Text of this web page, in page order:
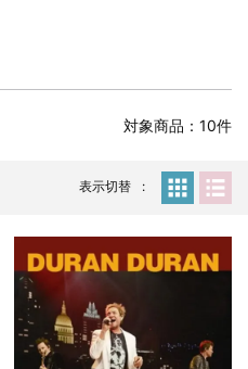
リスボン公演 FHD 完全収録！
ROCK AM RING 公演 FHD 完
日 英国シェフィールド公演 完
2024.6.9
公演 FHD 完全収録！
対象商品：10件
表示切替